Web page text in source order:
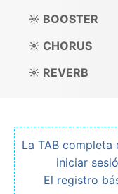
☼ BOOSTER
☼ CHORUS
☼ REVERB
La TAB completa
iniciar
El registro